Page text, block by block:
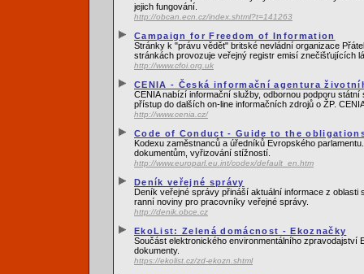
jejich fungování.
http://obcan.ecn.cz/index.shtml?t=141263
Campaign for Freedom of Information
Stránky k "právu vědět" britské nevládní organizace
stránkách provozuje veřejný registr emisí znečišťujících
http://www.cfoi.org.uk
CENIA - Česká informační agentura
CENIA nabízí informační služby, odbornou podporu
přístup do dalších on-line informačních zdrojů o ŽP.
http://www.cenia.cz/
Code of Conduct - Guide to the
Kodexu zaměstnanců a úředníků Evropského
dokumentům, vyřizování stížností.
http://www.europarl.eu.int/codex/default_en.htm
Deník veřejné správy
Deník veřejné správy přináší aktuální informace z
ranní noviny pro pracovníky veřejné správy.
http://denik.obce.cz
EkoList: Zelená domácnost - Ekoznačky
Součást elektronického environmentálního
dokumenty.
https://ekolist.cz/zd-ekozn.shtml